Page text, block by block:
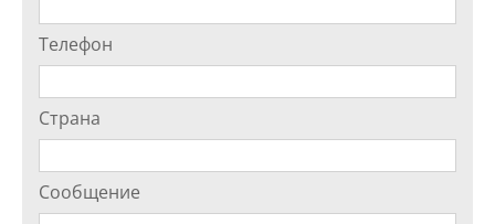
Телефон
Страна
Сообщение